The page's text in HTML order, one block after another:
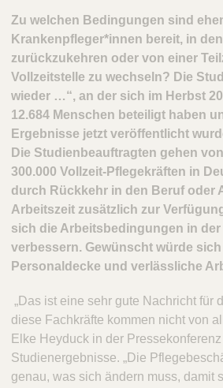
g
Zu welchen Bedingungen sind
Krankenpfleger*innen bereit, in
zurückzukehren oder von einer
Vollzeitstelle zu wechseln? Die
wieder …“, an der sich im Herbst
12.684 Menschen beteiligt haben
Ergebnisse jetzt veröffentlicht
Die Studienbeauftragten gehen
300.000 Vollzeit-Pflegekräften in
durch Rückkehr in den Beruf oder
Arbeitszeit zusätzlich zur
sich die Arbeitsbedingungen in
verbessern. Gewünscht würde
Personaldecke und verlässliche
„Das ist eine sehr gute Nachricht für
diese Fachkräfte kommen nicht von
Elke Heyduck in der
Studienergebnisse. „Die
genau, was sich ändern muss, damit